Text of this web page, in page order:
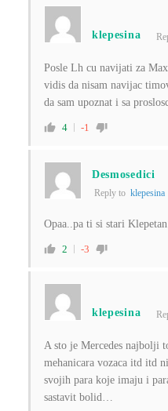
klepesina
Posle Lh cu navijati za
vidis da nisam navijac
da sam upoznat i sa
4 -1
Desmosedici
Reply to klepesina
Opaa..pa ti si stari
2 -3
klepesina
A sto je Mercedes najbolji
mehanicara vozaca itd itd
svojih para koje imaju i
sastavit bolid…